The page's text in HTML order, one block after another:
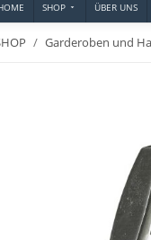
SHOP ÜBER UNS
Garderoben und